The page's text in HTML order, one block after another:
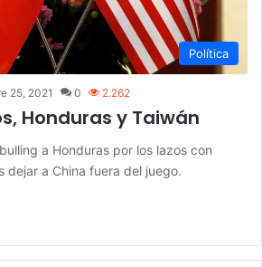
Política
25, 2021 0 2.262
Honduras y Taiwán
a Honduras por los lazos con
dejar a China fuera del juego.